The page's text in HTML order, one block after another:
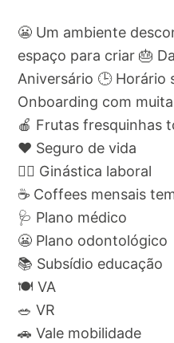
😬 Um ambiente
espaço para criar 🎂
Aniversário 🕒 Horário
Onboarding com
🍎 Frutas fresquinhas
❤ Seguro de vida
🏋🏻 Ginástica laboral
☕️ Coffees mensais
🩺 Plano médico
😬 Plano odontológico
📚 Subsídio educação
🍽 VA
🥗 VR
🚗 Vale mobilidade